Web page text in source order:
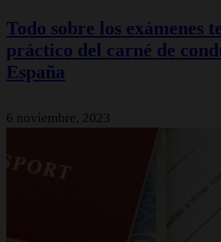
Todo sobre los exámenes
práctico del carné de
España
6 noviembre, 2023